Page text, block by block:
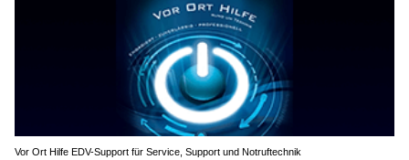
Vor Ort Hilfe EDV-Support für Service, Support und Notruftechnik